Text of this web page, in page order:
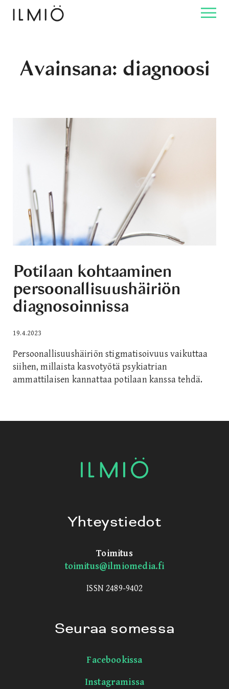
Avainsana: diagnoosi
Potilaan kohtaaminen
persoonallisuushäiriön
diagnosoinnissa
19.4.2023
Persoonallisuushäiriön stigmatisoivuus vaikuttaa
siihen, millaista kasvotyötä psykiatrian
ammattilaisen kannattaa potilaan kanssa tehdä.
Yhteystiedot
Toimitus
toimitus@ilmiomedia.fi
ISSN 2489-9402
Seuraa somessa
Facebookissa
Instagramissa